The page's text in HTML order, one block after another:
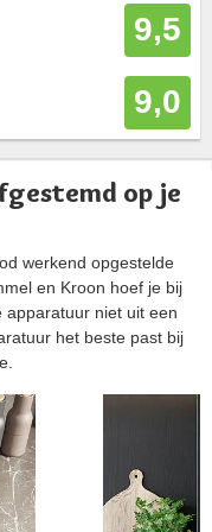
9,5
9,0
op je
werkend opgestelde
en Kroon hoef je bij
apparatuur niet uit een
het beste past bij